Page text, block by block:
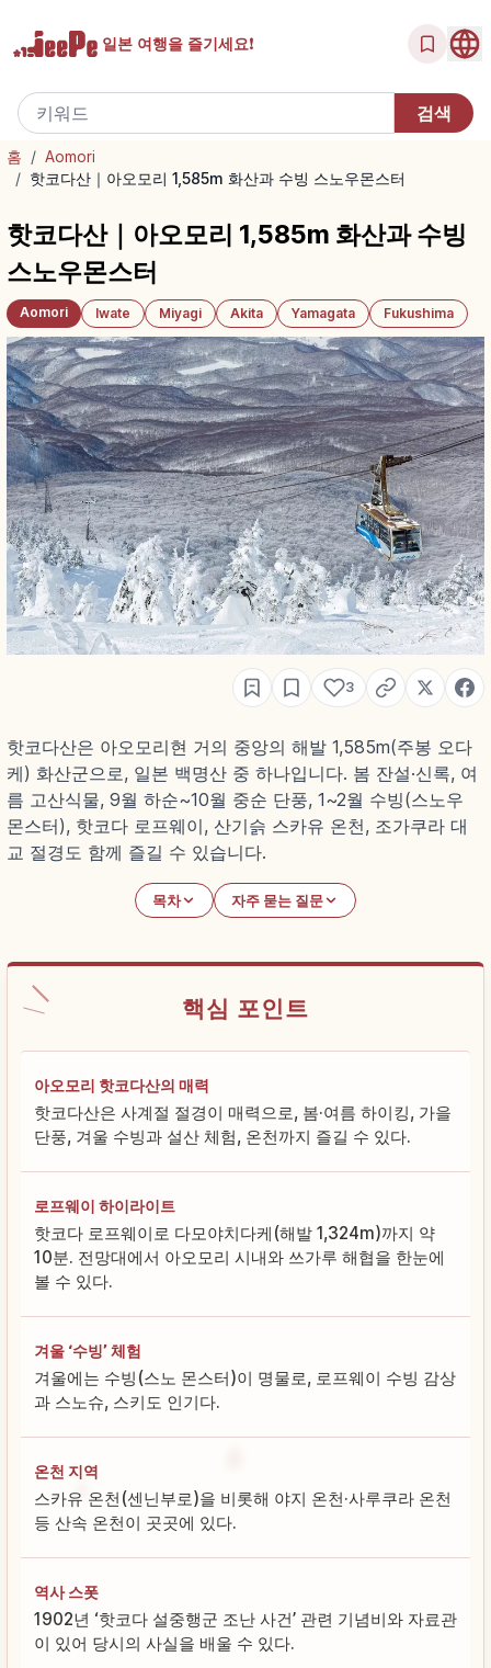
일본 여행을 즐기세요!
홈 / Aomori
/ 핫코다산｜아오모리 1,585m 화산과 수빙 스노우몬스터
핫코다산｜아오모리 1,585m 화산과 수빙
스노우몬스터
Aomori Iwate Miyagi Akita Yamagata Fukushima
3
핫코다산은 아오모리현 거의 중앙의 해발 1,585m(주봉 오다
케) 화산군으로, 일본 백명산 중 하나입니다. 봄 잔설·신록, 여
름 고산식물, 9월 하순~10월 중순 단풍, 1~2월 수빙(스노우
몬스터), 핫코다 로프웨이, 산기슭 스카유 온천, 조가쿠라 대
교 절경도 함께 즐길 수 있습니다.
목차 자주 묻는 질문
핵심 포인트
아오모리 핫코다산의 매력
핫코다산은 사계절 절경이 매력으로, 봄·여름 하이킹, 가을
단풍, 겨울 수빙과 설산 체험, 온천까지 즐길 수 있다.
로프웨이 하이라이트
핫코다 로프웨이로 다모야치다케(해발 1,324m)까지 약
10분. 전망대에서 아오모리 시내와 쓰가루 해협을 한눈에
볼 수 있다.
겨울 ‘수빙’ 체험
겨울에는 수빙(스노 몬스터)이 명물로, 로프웨이 수빙 감상
과 스노슈, 스키도 인기다.
온천 지역
스카유 온천(센닌부로)을 비롯해 야지 온천·사루쿠라 온천
등 산속 온천이 곳곳에 있다.
역사 스폿
1902년 ‘핫코다 설중행군 조난 사건’ 관련 기념비와 자료관
이 있어 당시의 사실을 배울 수 있다.